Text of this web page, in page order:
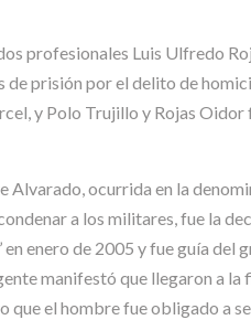
profesionales Luis Ulfredo
de prisión por el delito de
y Polo Trujillo y Rojas
ocurrida en la
a los militares, fue la
en enero de 2005 y fue guía
manifestó que llegaron a la
el hombre fue obligado a